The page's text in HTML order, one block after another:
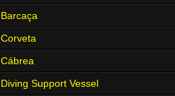
Barcaça
Corveta
Cábrea
Diving Support Vessel